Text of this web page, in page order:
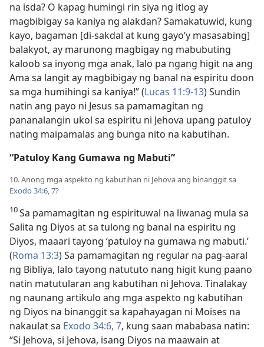
na isda? O kapag humingi rin siya ng itlog ay
magbibigay sa kaniya ng alakdan? Samakatuwid, kung
kayo, bagaman [di-sakdal at kung gayo’y masasabing]
balakyot, ay marunong magbigay ng mabubuting
kaloob sa inyong mga anak, lalo pa ngang higit na ang
Ama sa langit ay magbibigay ng banal na espiritu doon
sa mga humihingi sa kaniya!” (Lucas 11:9-13) Sundin
natin ang payo ni Jesus sa pamamagitan ng
pananalangin ukol sa espiritu ni Jehova upang patuloy
nating maipamalas ang bunga nito na kabutihan.
“Patuloy Kang Gumawa ng Mabuti”
10. Anong mga aspekto ng kabutihan ni Jehova ang binanggit sa
Exodo 34:6, 7?
10Sa pamamagitan ng espirituwal na liwanag mula sa
Salita ng Diyos at sa tulong ng banal na espiritu ng
Diyos, maaari tayong ‘patuloy na gumawa ng mabuti.’
(Roma 13:3) Sa pamamagitan ng regular na pag-aaral
ng Bibliya, lalo tayong natututo nang higit kung paano
natin matutularan ang kabutihan ni Jehova. Tinalakay
ng naunang artikulo ang mga aspekto ng kabutihan
ng Diyos na binanggit sa kapahayagan ni Moises na
nakaulat sa Exodo 34:6, 7, kung saan mababasa natin:
“Si Jehova, si Jehova, isang Diyos na maawain at